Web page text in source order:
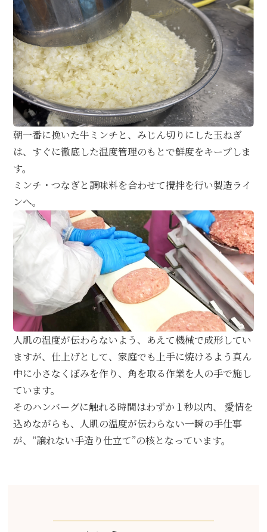
朝一番に挽いた牛ミンチと、みじん切りにした玉ねぎ
は、すぐに徹底した温度管理のもとで鮮度をキープしま
す。
ミンチ・つなぎと調味料を合わせて攪拌を行い製造ライ
ンへ。
人肌の温度が伝わらないよう、あえて機械で成形してい
ますが、仕上げとして、家庭でも上手に焼けるよう真ん
中に小さなくぼみを作り、角を取る作業を人の手で施し
ています。
そのハンバーグに触れる時間はわずか１秒以内、 愛情を
込めながらも、人肌の温度が伝わらない一瞬の手仕事
が、“譲れない手造り仕立て”の核となっています。